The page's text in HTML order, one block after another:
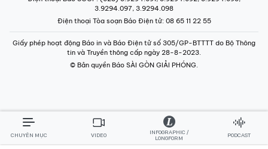
3.9294.097, 3.9294.098
Điện thoại Tòa soạn Báo Điện tử: 08 65 11 22 55
Giấy phép hoạt động Báo in và Báo Điện tử số 305/GP-BTTTT do Bộ Thông
tin và Truyền thông cấp ngày 28-8-2023.
© Bản quyền Báo SÀI GÒN GIẢI PHÓNG.
CHUYÊN MỤC VIDEO
INFOGRAPHIC /
LONGFORM
PODCAST